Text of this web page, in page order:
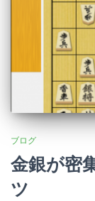
ブログ
金銀が密
ツ